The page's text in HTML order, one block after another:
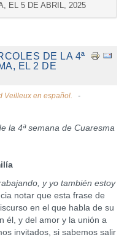
EL 5 DE ABRIL, 2025
DE LA 4ª
EL 2 DE
Veilleux en español.
la 4ª semana de Cuaresma
y yo también estoy
notar que esta frase de
en el que habla de su
él, y del amor y la unión a
invitados, si sabemos salir